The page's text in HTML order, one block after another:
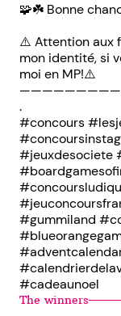
🧩☘️ Bonne
⚠️ Attention aux
mon identité, si
moi en MP!⚠️
.
#concours
#jeuxdesociete
#gummiland
#cadeaunoel
The winners